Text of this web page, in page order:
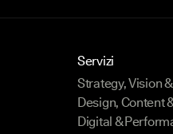
Servizi
Strategy, Vision
Design, Content
Digital &